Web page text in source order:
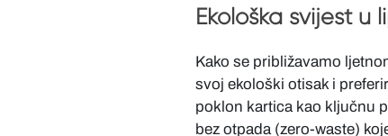
Ekološka svijest u
Kako se približavamo
svoj ekološki otisak i
poklon kartica kao ključnu
bez otpada (zero-waste)